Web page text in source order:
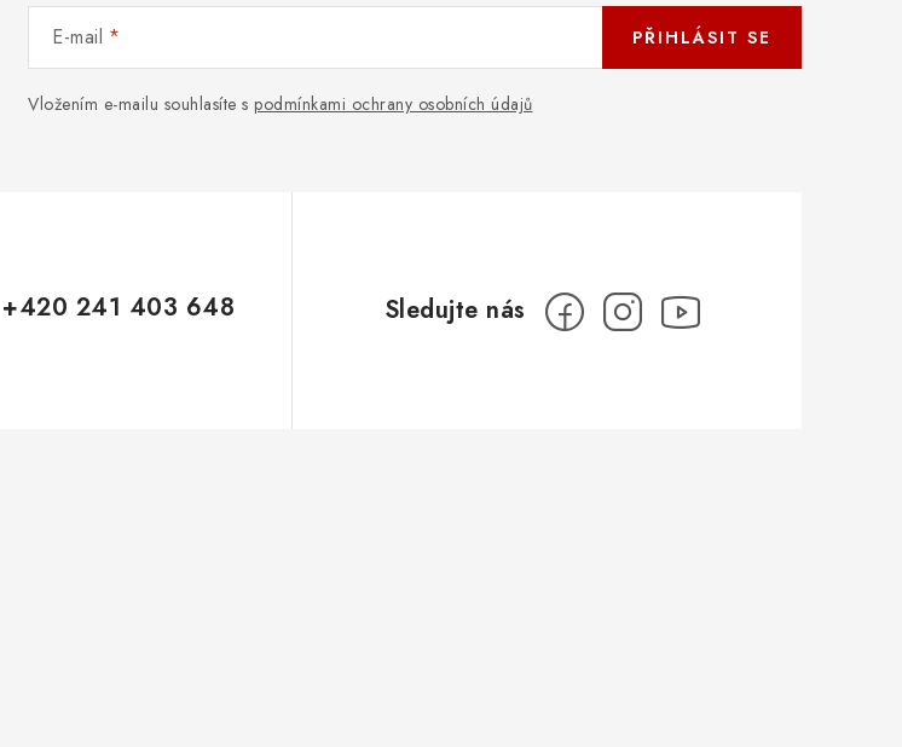
E-mail
Vložením e-mailu souhlasíte s podmínkami ochrany osobních údajů
PŘIHLÁSIT SE
+420 241 403 648